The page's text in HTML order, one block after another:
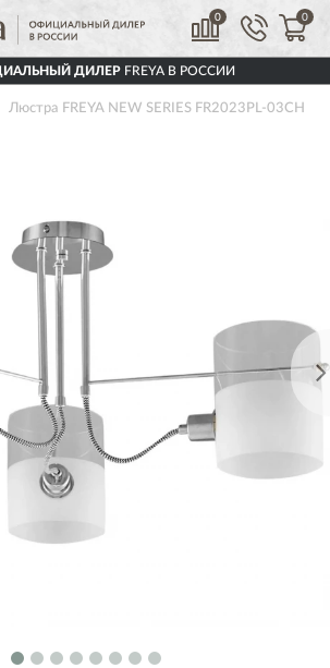
0 0
ДИЛЕРFREYA В РОССИИ
Люстра FREYA NEW SERIES FR2023PL-03CH